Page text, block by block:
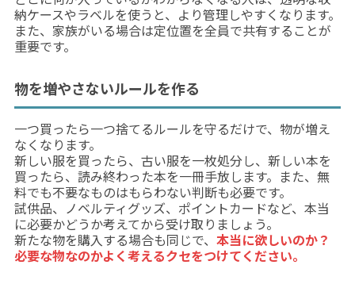
納ケースやラベルを使うと、より管理しやすくなります。
また、家族がいる場合は定位置を全員で共有することが
重要です。
物を増やさないルールを作る
一つ買ったら一つ捨てるルールを守るだけで、物が増え
なくなります。
新しい服を買ったら、古い服を一枚処分し、新しい本を
買ったら、読み終わった本を一冊手放します。また、無
料でも不要なものはもらわない判断も必要です。
試供品、ノベルティグッズ、ポイントカードなど、本当
に必要かどうか考えてから受け取りましょう。
新たな物を購入する場合も同じで、 本当に欲しいのか？
必要な物なのかよく考えるクセをつけてください。